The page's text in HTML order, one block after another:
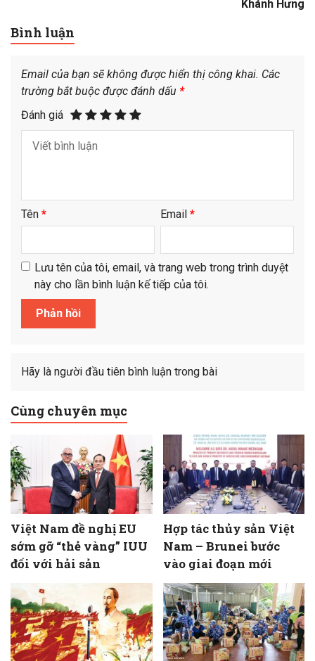
Khánh Hưng
Bình luận
Email của bạn sẽ không được hiển thị công khai. Các
trường bắt buộc được đánh dấu *
Đánh giá
Tên * Email *
Lưu tên của tôi, email, và trang web trong trình duyệt
này cho lần bình luận kế tiếp của tôi.
Hãy là người đầu tiên bình luận trong bài
Cùng chuyên mục
Việt Nam đề nghị EU
sớm gỡ “thẻ vàng” IUU
đối với hải sản
Hợp tác thủy sản Việt
Nam – Brunei bước
vào giai đoạn mới